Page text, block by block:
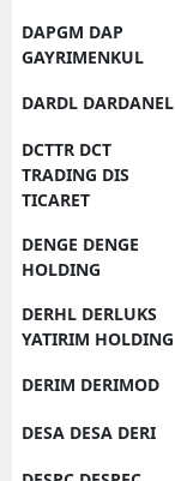
DAPGM DAP
GAYRIMENKUL
DARDL DARDANEL
DCTTR DCT
TRADING DIS
TICARET
DENGE DENGE
HOLDING
DERHL DERLUKS
YATIRIM HOLDING
DERIM DERIMOD
DESA DESA DERI